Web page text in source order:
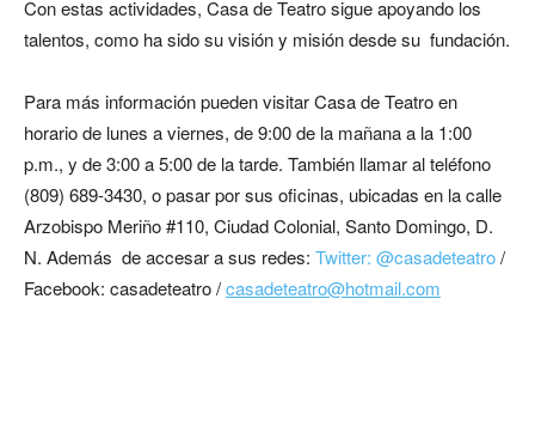
Con estas actividades, Casa de Teatro sigue apoyando los
talentos, como ha sido su visión y misión desde su fundación.
Para más información pueden visitar Casa de Teatro en
horario de lunes a viernes, de 9:00 de la mañana a la 1:00
p.m., y de 3:00 a 5:00 de la tarde. También llamar al teléfono
(809) 689-3430, o pasar por sus oficinas, ubicadas en la calle
Arzobispo Meriño #110, Ciudad Colonial, Santo Domingo, D.
N. Además de accesar a sus redes: Twitter: @casadeteatro/
Facebook: casadeteatro /casadeteatro@hotmail.com